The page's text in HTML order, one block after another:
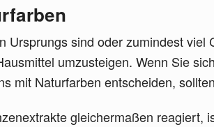
Ursprungs sind oder zumindest
umzusteigen. Wenn Sie
mit Naturfarben entscheiden,
gleichermaßen reagiert,